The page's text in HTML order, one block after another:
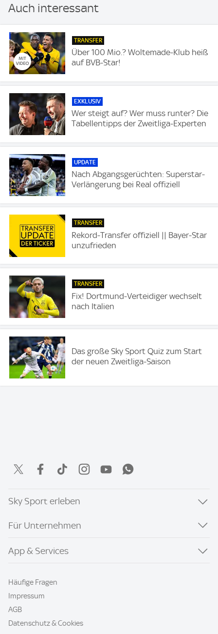
Auch interessant
TRANSFER
Über 100 Mio.? Woltemade-Klub heiß
auf BVB-Star!
EXKLUSIV
Wer steigt auf? Wer muss runter? Die
Tabellentipps der Zweitliga-Experten
UPDATE
Nach Abgangsgerüchten: Superstar-
Verlängerung bei Real offiziell
TRANSFER
Rekord-Transfer offiziell || Bayer-Star
unzufrieden
TRANSFER
Fix! Dortmund-Verteidiger wechselt
nach Italien
Das große Sky Sport Quiz zum Start
der neuen Zweitliga-Saison
Sky Sport erleben
Für Unternehmen
App & Services
Häufige Fragen
Impressum
AGB
Datenschutz & Cookies